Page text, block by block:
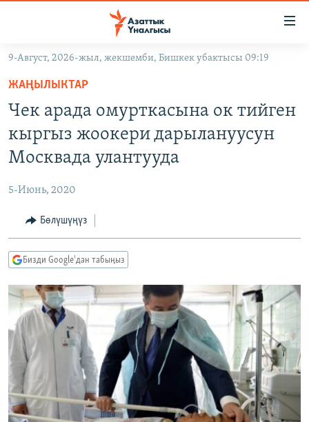
Навигацияга
өтүңүз
Издөөгө
салыңызКЫРГЫЗСТАН
МАДАНИЯТ
УКРАИНА
ТВ ПРОГРАММАЛАР
БҮГҮН АЗАТТЫКТА
ДАНИСТЕ
ЭЖЕ-СИҢДИЛЕР
АЗАТТЫК+
ЫҢГАЙСЫЗ СУРООЛОР
ПОДКАСТ
Русский
ОНЛАЙН ШЕРИНЕ
ЭЕ/АРнун бардык сайттары
9-Август, 2026-жыл, жекшемби, Бишкек убактысы 09:19
ЖАҢЫЛЫКТАР
Чек арада омурткасына ок тийген
кыргыз жоокери дарылануусун
Москвада улантууда
5-Июнь, 2020
Бөлүшүңүз
Бизди Google'дан табыңыз